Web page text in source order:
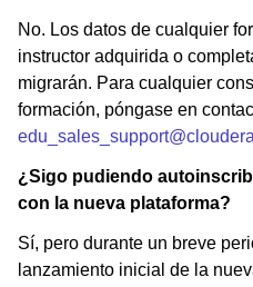
No. Los datos de cualquier
instructor adquirida o
migrarán. Para cualquier
formación, póngase en
¿Sigo pudiendo
con la nueva plataforma?
Sí, pero durante un breve
lanzamiento inicial de la